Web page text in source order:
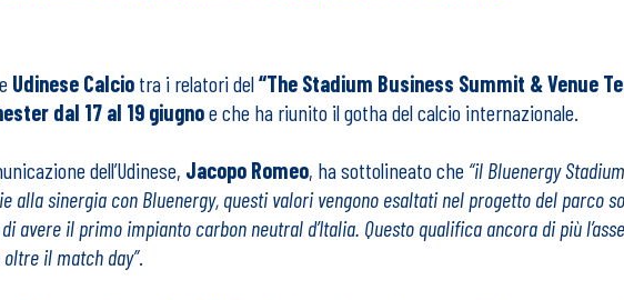
e Udinese Calcio tra i relatori del“The Stadium Business Summit & Venue
dal 17 al 19 giugnoe che ha riunito il gotha del calcio internazionale.
dell’Udinese, Jacopo Romeo, ha sottolineato che “il Bluenergy
alla sinergia con Bluenergy, questi valori vengono esaltati nel progetto del parco
avere il primo impianto carbon neutral d’Italia. Questo qualifica ancora di più
il match day”.